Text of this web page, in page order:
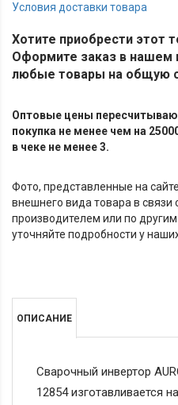
Условия доставки товара
Хотите приобрести этот
Оформите заказ в нашем
любые товары на общую
Оптовые цены
покупка не менее чем на
в чеке не менее 3.
Фото, представленные на
внешнего вида товара в связи
производителем или по
уточняйте подробности у
ОПИСАНИЕ
Сварочный инвертор
12854 изготавливается